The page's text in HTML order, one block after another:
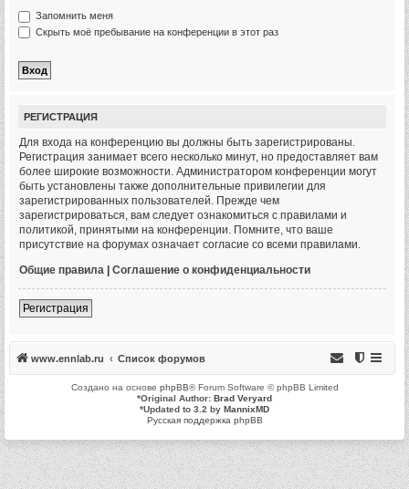
Запомнить меня
Скрыть моё пребывание на конференции в этот раз
РЕГИСТРАЦИЯ
Для входа на конференцию вы должны быть зарегистрированы.
Регистрация занимает всего несколько минут, но предоставляет вам
более широкие возможности. Администратором конференции могут
быть установлены также дополнительные привилегии для
зарегистрированных пользователей. Прежде чем
зарегистрироваться, вам следует ознакомиться с правилами и
политикой, принятыми на конференции. Помните, что ваше
присутствие на форумах означает согласие со всеми правилами.
Общие правила | Соглашение о конфиденциальности
Регистрация
www.ennlab.ru Список форумов
Создано на основе phpBB® Forum Software © phpBB Limited
*Original Author: Brad Veryard
*Updated to 3.2 by MannixMD
Русская поддержка phpBB